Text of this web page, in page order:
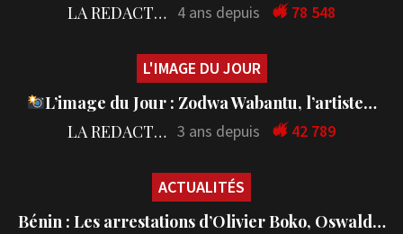
LA REDACTION 4 ans depuis 78 548
L'IMAGE DU JOUR
L’image du Jour : Zodwa Wabantu, l’artiste…
LA REDACTION 3 ans depuis 42 789
ACTUALITÉS
Bénin : Les arrestations d’Olivier Boko, Oswald…